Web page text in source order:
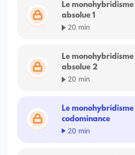
Le
absolue 1
20 min
Le
absolue 2
20 min
Le monohybridisme
codominance
20 min